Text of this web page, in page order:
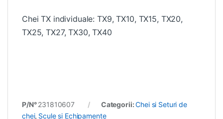
Chei TX individuale: TX9, TX10, TX15, TX20,
TX25, TX27, TX30, TX40
P/N°231810607 Categorii:Chei si Seturi de
chei, Scule si Echipamente